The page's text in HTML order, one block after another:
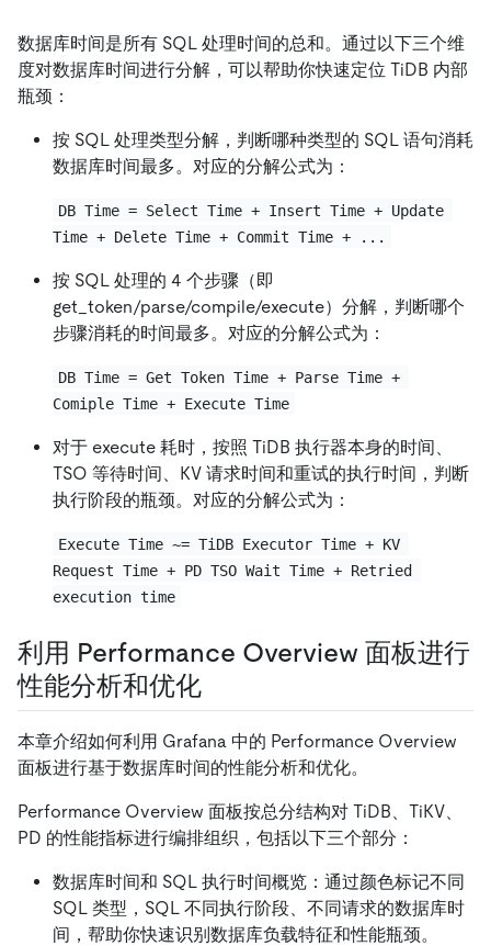
数据库时间是所有 SQL 处理时间的总和。通过以下三个维
度对数据库时间进行分解，可以帮助你快速定位 TiDB 内部
瓶颈：
按 SQL 处理类型分解，判断哪种类型的 SQL 语句消耗
数据库时间最多。对应的分解公式为：
DB Time = Select Time + Insert Time + Update
Time + Delete Time + Commit Time + ...
按 SQL 处理的 4 个步骤（即
get_token/parse/compile/execute）分解，判断哪个
步骤消耗的时间最多。对应的分解公式为：
DB Time = Get Token Time + Parse Time +
Comiple Time + Execute Time
对于 execute 耗时，按照 TiDB 执行器本身的时间、
TSO 等待时间、KV 请求时间和重试的执行时间，判断
执行阶段的瓶颈。对应的分解公式为：
Execute Time ~= TiDB Executor Time + KV
Request Time + PD TSO Wait Time + Retried
execution time
利用 Performance Overview 面板进行
性能分析和优化
本章介绍如何利用 Grafana 中的 Performance Overview
面板进行基于数据库时间的性能分析和优化。
Performance Overview 面板按总分结构对 TiDB、TiKV、
PD 的性能指标进行编排组织，包括以下三个部分：
数据库时间和 SQL 执行时间概览：通过颜色标记不同
SQL 类型，SQL 不同执行阶段、不同请求的数据库时
间，帮助你快速识别数据库负载特征和性能瓶颈。